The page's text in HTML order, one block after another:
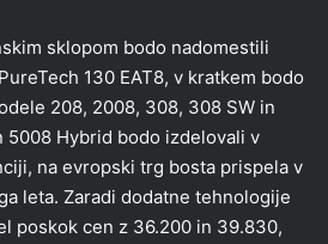
sklopom bodo nadomestili
130 EAT8, v kratkem bodo
208, 2008, 308, 308 SW in
5008 Hybrid bodo izdelovali v
na evropski trg bosta prispela v
leta. Zaradi dodatne tehnologije
poskok cen z 36.200 in 39.830,